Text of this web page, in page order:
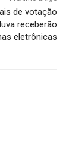
de votação
receberão
eletrônicas